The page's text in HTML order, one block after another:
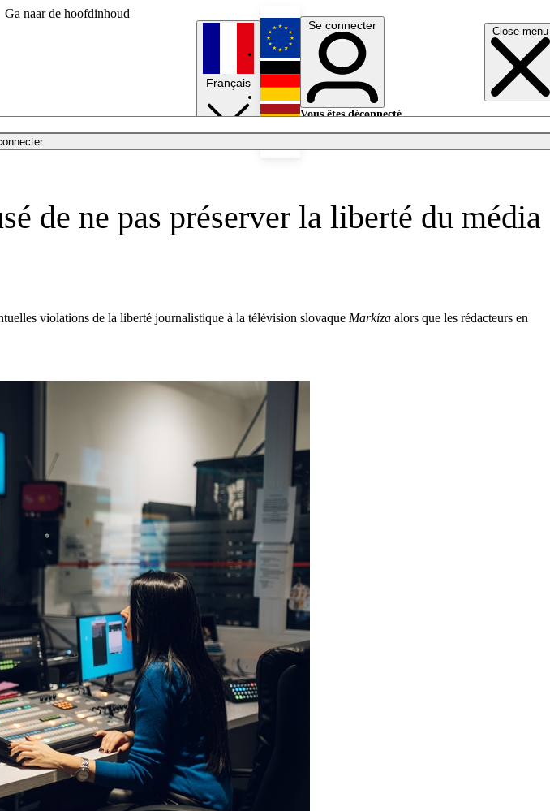
Ga naar de hoofdinhoud
Close menu
Français
English
Deutsch
Se connecter
Vous êtes déconnecté.
de ne pas préserver la liberté du média
violations de la liberté journalistique à la télévision slovaque Markíza alors que les rédacteurs en